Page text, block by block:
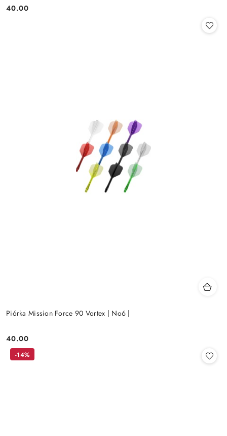
Cena:
40.00
Piórka Mission Force 90 Vortex | No6 |
Cena:
40.00
-14%